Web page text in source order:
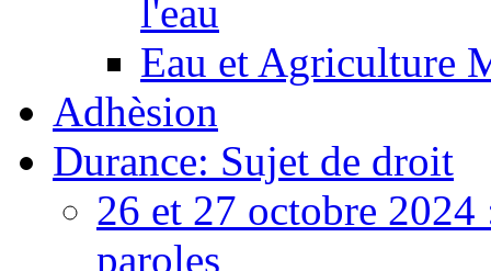
l'eau
Eau et Agriculture
Adhèsion
Durance: Sujet de droit
26 et 27 octobre 2024
paroles